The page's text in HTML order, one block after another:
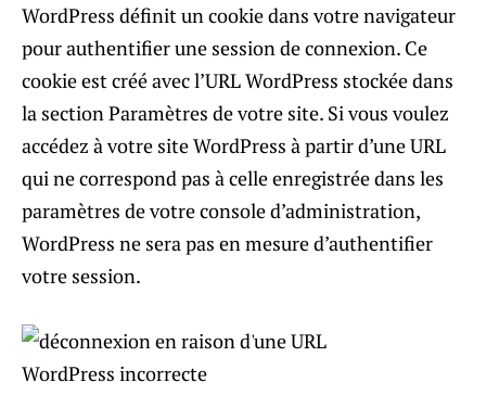
WordPress définit un cookie dans votre navigateur
pour authentifier une session de connexion. Ce
cookie est créé avec l’URL WordPress stockée dans
la section Paramètres de votre site. Si vous voulez
accédez à votre site WordPress à partir d’une URL
qui ne correspond pas à celle enregistrée dans les
paramètres de votre console d’administration,
WordPress ne sera pas en mesure d’authentifier
votre session.